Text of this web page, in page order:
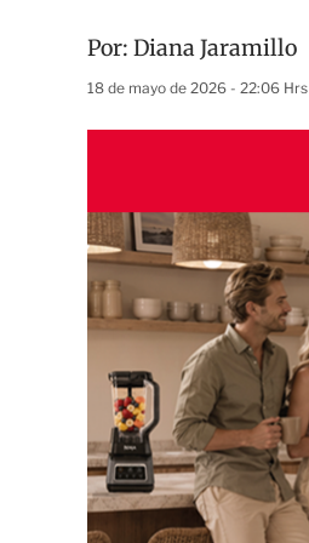
Por: Diana Jaramillo
18 de mayo de 2026 - 22:06 Hrs